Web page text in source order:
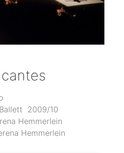
2009/10
Hemmerlein
Hemmerlein